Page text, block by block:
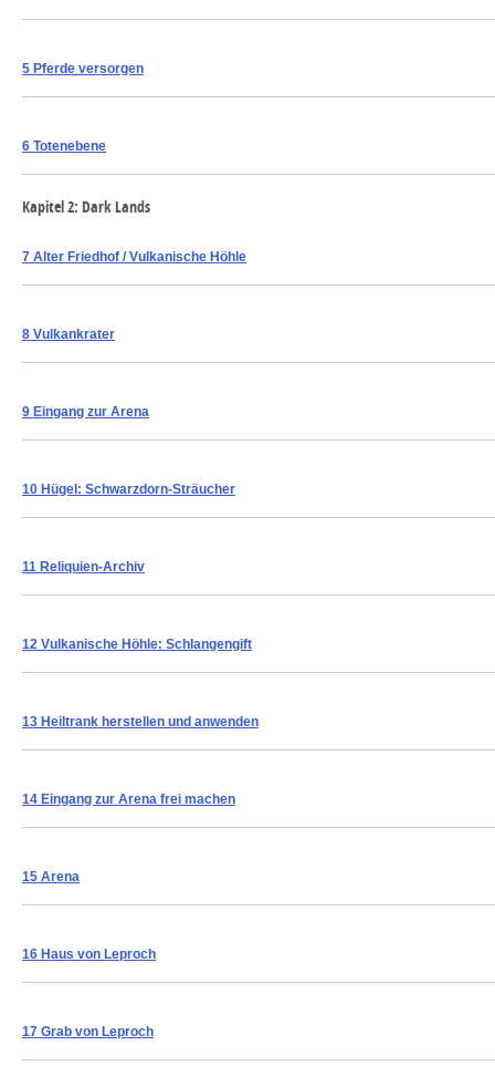
5 Pferde versorgen
6 Totenebene
Kapitel 2: Dark Lands
7 Alter Friedhof / Vulkanische Höhle
8 Vulkankrater
9 Eingang zur Arena
10 Hügel: Schwarzdorn-Sträucher
11 Reliquien-Archiv
12 Vulkanische Höhle: Schlangengift
13 Heiltrank herstellen und anwenden
14 Eingang zur Arena frei machen
15 Arena
16 Haus von Leproch
17 Grab von Leproch